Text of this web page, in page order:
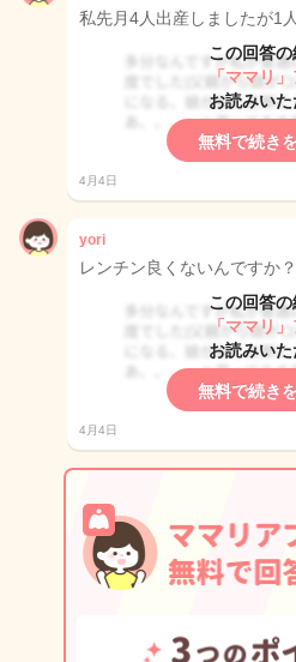
私先月4人出産しましたが1
この回答
「ママリ」
お読みいた
無料で続き
4月4日
yori
レンチン良くないんですか
この回答
「ママリ」
お読みいた
無料で続き
4月4日